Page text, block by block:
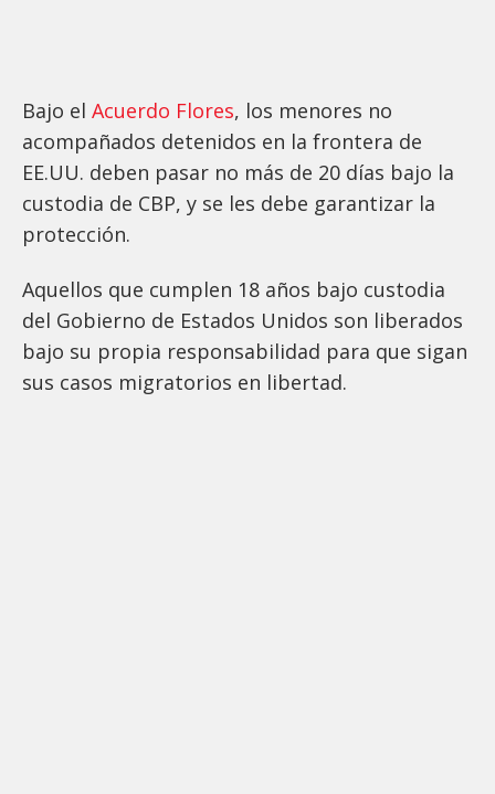
Bajo el Acuerdo Flores, los menores no
acompañados detenidos en la frontera de
EE.UU. deben pasar no más de 20 días bajo la
custodia de CBP, y se les debe garantizar la
protección.
Aquellos que cumplen 18 años bajo custodia
del Gobierno de Estados Unidos son liberados
bajo su propia responsabilidad para que sigan
sus casos migratorios en libertad.